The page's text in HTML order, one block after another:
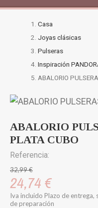
Casa
Joyas clásicas
Pulseras
Inspiración
ABALORIO
ABALORIO
PLATA CUBO
Referencia:
32,99 €
24,74 €
Iva incluido Plazo de entrega,
de preparación